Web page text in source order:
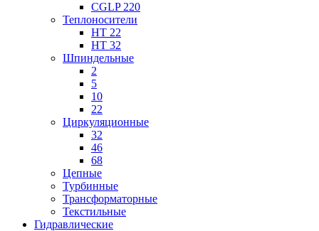
CGLP 220
Теплоносители
HT 22
HT 32
Шпиндельные
2
5
10
22
Циркуляционные
32
46
68
Цепные
Турбинные
Трансформаторные
Текстильные
Гидравлические